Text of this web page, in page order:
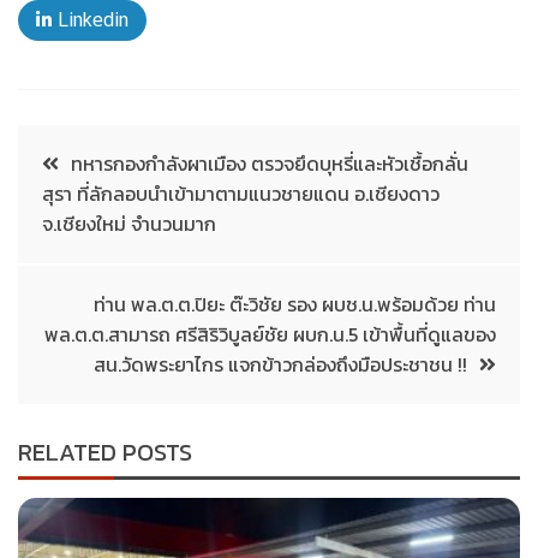
Linkedin
ทหารกองกำลังผาเมือง ตรวจยึดบุหรี่และหัวเชื้อกลั่น
สุรา ที่ลักลอบนำเข้ามาตามแนวชายแดน อ.เชียงดาว
จ.เชียงใหม่ จำนวนมาก
ท่าน พล.ต.ต.ปิยะ ต๊ะวิชัย รอง ผบช.น.พร้อมด้วย ท่าน
พล.ต.ต.สามารถ ศรีสิริวิบูลย์ชัย ผบก.น.5 เข้าพื้นที่ดูแลของ
สน.วัดพระยาไกร แจกข้าวกล่องถึงมือประชาชน !!
RELATED POSTS